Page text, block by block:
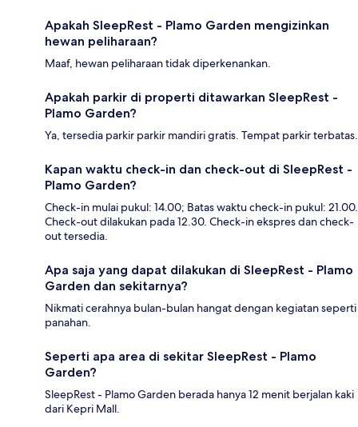
Apakah SleepRest - Plamo Garden mengizinkan
hewan peliharaan?
Maaf, hewan peliharaan tidak diperkenankan.
Apakah parkir di properti ditawarkan SleepRest -
Plamo Garden?
Ya, tersedia parkir parkir mandiri gratis. Tempat parkir terbatas.
Kapan waktu check-in dan check-out di SleepRest -
Plamo Garden?
Check-in mulai pukul: 14.00; Batas waktu check-in pukul: 21.00.
Check-out dilakukan pada 12.30. Check-in ekspres dan check-
out tersedia.
Apa saja yang dapat dilakukan di SleepRest - Plamo
Garden dan sekitarnya?
Nikmati cerahnya bulan-bulan hangat dengan kegiatan seperti
panahan.
Seperti apa area di sekitar SleepRest - Plamo
Garden?
SleepRest - Plamo Garden berada hanya 12 menit berjalan kaki
dari Kepri Mall.